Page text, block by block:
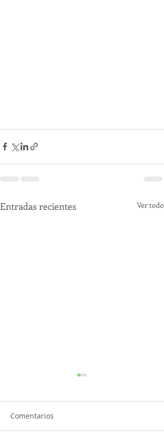
Entradas recientes Ver todo
Comentarios